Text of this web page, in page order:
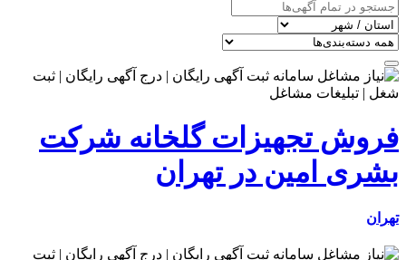
فروش تجهیزات گلخانه شرکت
بشری امین در تهران
تهران